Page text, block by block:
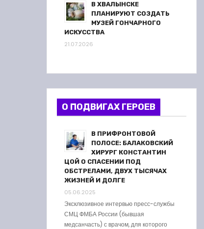
В ХВАЛЫНСКЕ
ПЛАНИРУЮТ СОЗДАТЬ
МУЗЕЙ ГОНЧАРНОГО
ИСКУССТВА
21.07.2026
О ПОДВИГАХ ГЕРОЕВ
В ПРИФРОНТОВОЙ
ПОЛОСЕ: БАЛАКОВСКИЙ
ХИРУРГ КОНСТАНТИН
ЦОЙ О СПАСЕНИИ ПОД
ОБСТРЕЛАМИ, ДВУХ ТЫСЯЧАХ
ЖИЗНЕЙ И ДОЛГЕ
05.06.2025
Эксклюзивное интервью пресс-службы
СМЦ ФМБА России (бывшая
медсанчасть) с врачом, для которого